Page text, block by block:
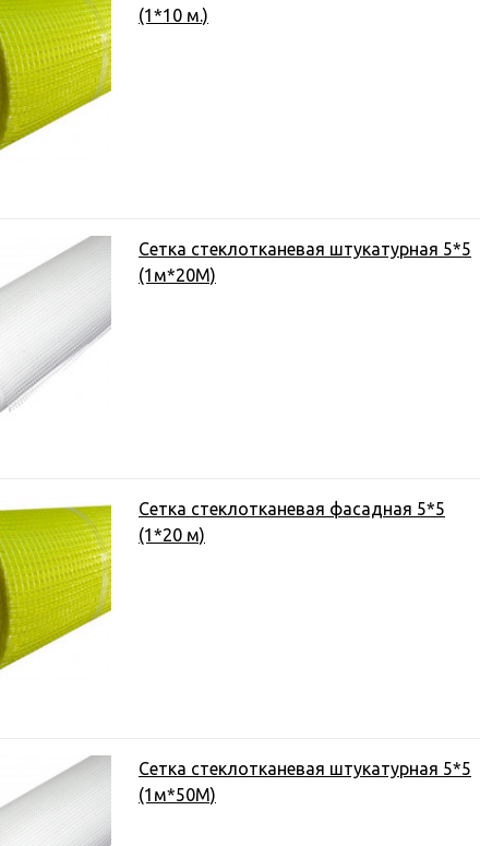
(1*10 м.)
Сетка стеклотканевая штукатурная 5*5
(1м*20М)
Сетка стеклотканевая фасадная 5*5
(1*20 м)
Сетка стеклотканевая штукатурная 5*5
(1м*50М)